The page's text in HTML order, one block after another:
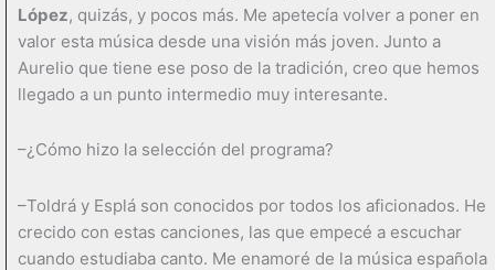
López, quizás, y pocos más. Me apetecía volver a poner en
valor esta música desde una visión más joven. Junto a
Aurelio que tiene ese poso de la tradición, creo que hemos
llegado a un punto intermedio muy interesante.
–¿Cómo hizo la selección del programa?
–Toldrá y Esplá son conocidos por todos los aficionados. He
crecido con estas canciones, las que empecé a escuchar
cuando estudiaba canto. Me enamoré de la música española